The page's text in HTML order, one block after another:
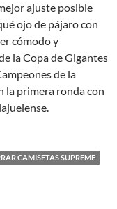
ajuste posible
ojo de pájaro con
cómodo y
la Copa de Gigantes
de la
la primera ronda con
CAMISETAS SUPREME